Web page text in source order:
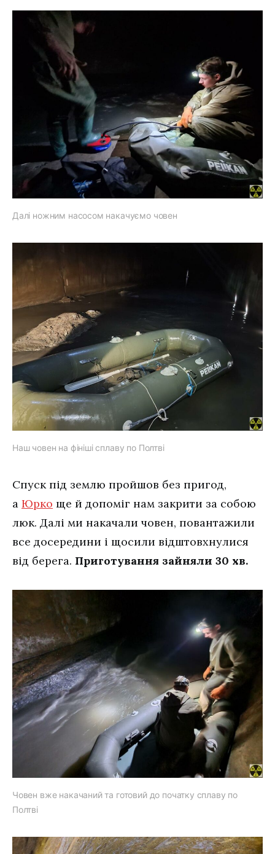
Далі ножним насосом накачуємо човен
Наш човен на фініші сплаву по Полтві
Спуск під землю пройшов без пригод,
а Юрко ще й допоміг нам закрити за собою
люк. Далі ми накачали човен, повантажили
все досередини і щосили відштовхнулися
від берега. Приготування зайняли 30 хв.
Човен вже накачаний та готовий до початку сплаву по
Полтві